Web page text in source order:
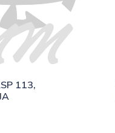
113,